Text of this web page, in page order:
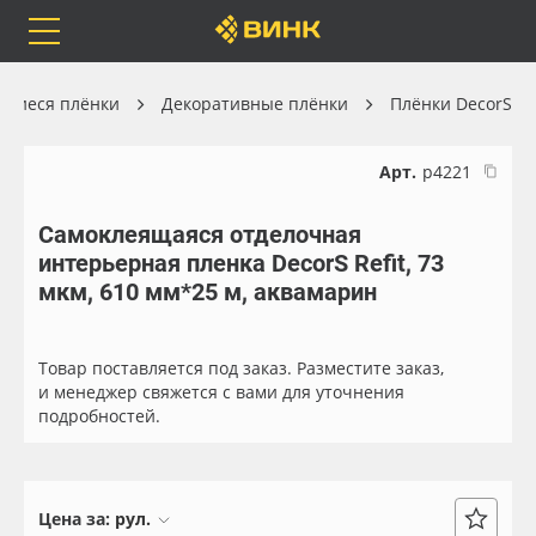
Каталог
Orafol
Бренды
Доставка
Весь каталог
Рулонные материалы
Самоклеящиеся плёнки
Листовые материалы
плёнки Декоративные плёнки Плёнки DecorS
Арт. р4221
Самоклеящаяся отделочная
интерьерная пленка DecorS Refit, 73
мкм, 610 мм*25 м, аквамарин
Товар поставляется под заказ. Разместите заказ,
и менеджер свяжется с вами для уточнения
подробностей.
Цена за: рул.